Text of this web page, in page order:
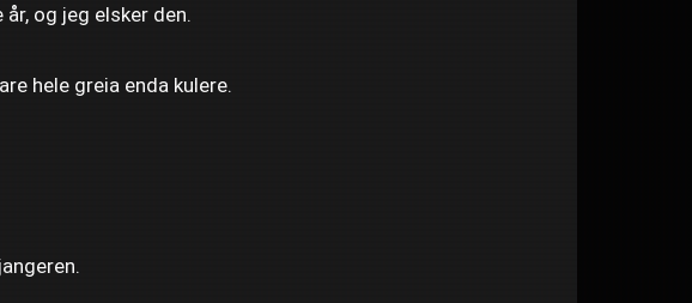
og jeg elsker den.
hele greia enda kulere.